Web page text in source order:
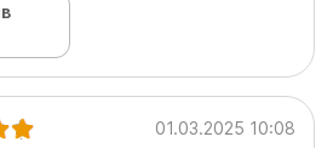
01.03.2025 10:08